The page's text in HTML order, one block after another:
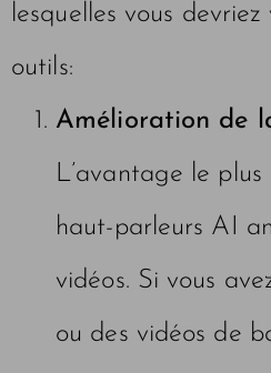
lesquelles vous devriez
outils:
Amélioration de
L’avantage le
haut-parleurs AI
vidéos. Si vous
ou des vidéos de